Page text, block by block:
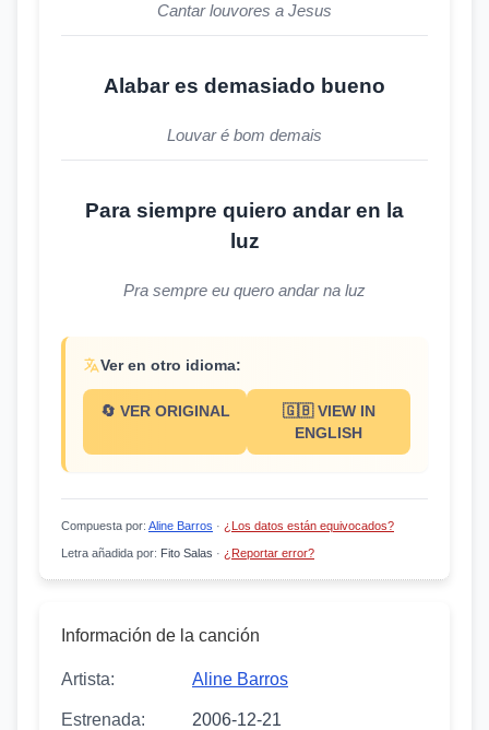
Cantar louvores a Jesus
Alabar es demasiado bueno
Louvar é bom demais
Para siempre quiero andar en la
luz
Pra sempre eu quero andar na luz
Ver en otro idioma:
🔄 VER ORIGINAL
🇬🇧 VIEW IN
ENGLISH
Compuesta por: Aline Barros · ¿Los datos están equivocados?
Letra añadida por: Fito Salas · ¿Reportar error?
Información de la canción
Artista: Aline Barros
Estrenada: 2006-12-21